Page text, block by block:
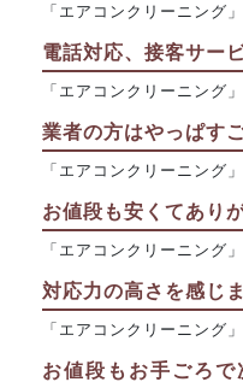
「エアコンクリーニング
電話対応、接客サー
「エアコンクリーニング
業者の方はやっぱす
「エアコンクリーニング
お値段も安くてあり
「エアコンクリーニング
対応力の高さを感じ
「エアコンクリーニング
お値段もお手ごろ